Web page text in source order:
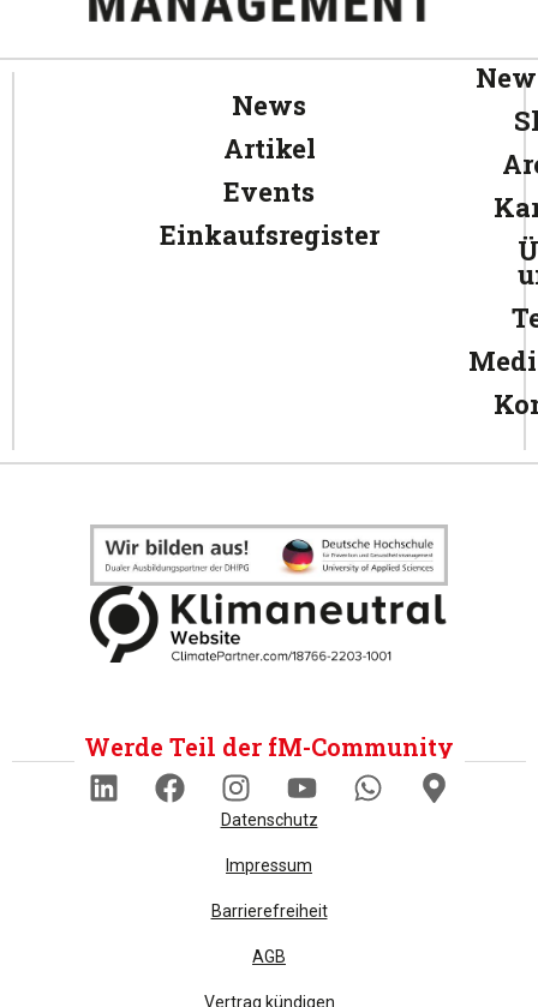
News
Artikel
Events
Einkaufsregister
Werde Teil der fM-Community
Datenschutz
Impressum
Barrierefreiheit
AGB
Vertrag kündigen